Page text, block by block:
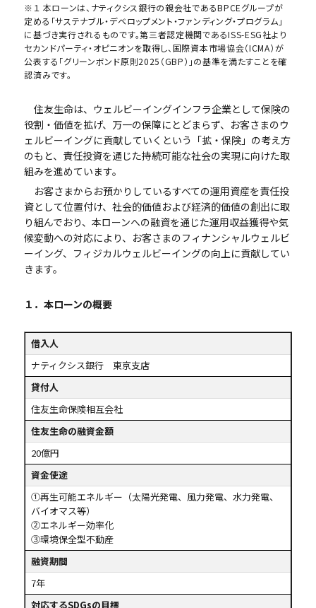
※１ 本ローンは、ナティクシス銀行の親会社であるBPCEグループが
定める「サステナブル・デベロップメント・ファンディング・プログラム」
に基づき実行されるものです。第三者認定機関であるISS-ESG社より
セカンドパーティ・オピニオンを取得し、国際資本市場協会（ICMA）が
公表する「グリーンボンド原則2025（GBP）」の基準を満たすことを確
認済みです。
住友生命は、ウェルビーイングインフラ企業として保険の
役割・価値を拡げ、万一の保障にとどまらず、お客さまのウ
ェルビーイングに貢献していくという「拡・保険」の考え方
のもと、責任投資を通じた持続可能な社会の実現に向けた取
組みを進めています。
お客さまからお預かりしているすべての運用資産を責任投
資として位置付け、社会的価値および経済的価値の創出に取
り組んでおり、本ローンへの融資を通じた運用収益獲得や気
候変動への対応により、お客さまのフィナンシャルウェルビ
ーイング、フィジカルウェルビーイングの向上に貢献してい
きます。
１．本ローンの概要
借入人
ナティクシス銀行 東京支店
貸付人
住友生命保険相互会社
住友生命の融資金額
20億円
資金使途
①再生可能エネルギー（太陽光発電、風力発電、水力発電、
バイオマス等）
②エネルギー効率化
③環境保全型不動産
融資期間
7年
対応するSDGsの目標